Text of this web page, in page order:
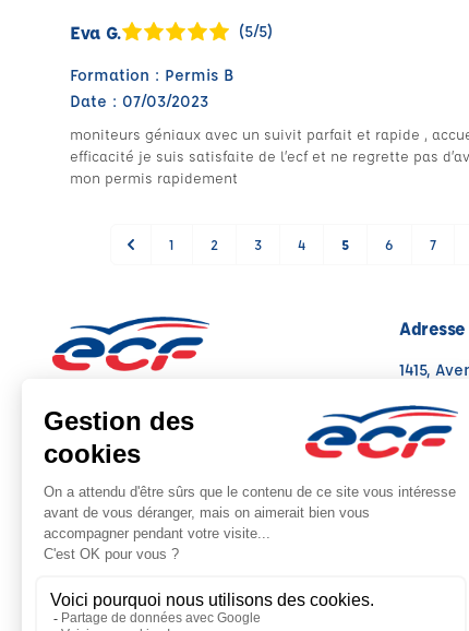
Eva G. (5/5)
Formation : Permis B
Date : 07/03/2023
moniteurs géniaux avec un suivit parfait et rapide ,
efficacité je suis satisfaite de l’ecf et ne regrette pas
mon permis rapidement
1 2 3 4 5 6 7
Note : 4.6/5
Moyenne calculée sur 69 avis
1415,
74300
Voir sur
04 50